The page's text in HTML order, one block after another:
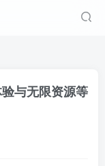
与无限资源等